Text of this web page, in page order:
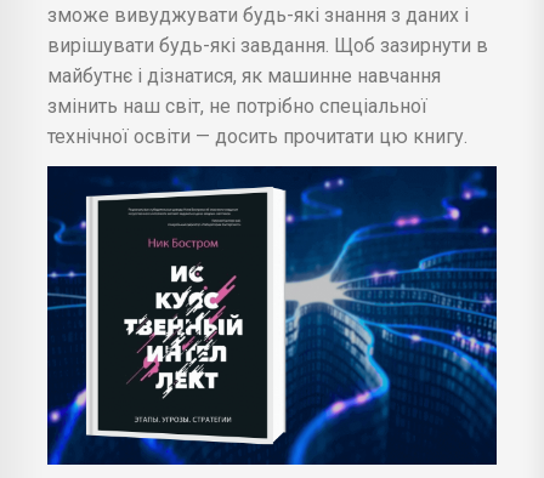
зможе вивуджувати будь-які знання з даних і
вирішувати будь-які завдання. Щоб зазирнути в
майбутнє і дізнатися, як машинне навчання
змінить наш світ, не потрібно спеціальної
технічної освіти — досить прочитати цю книгу.